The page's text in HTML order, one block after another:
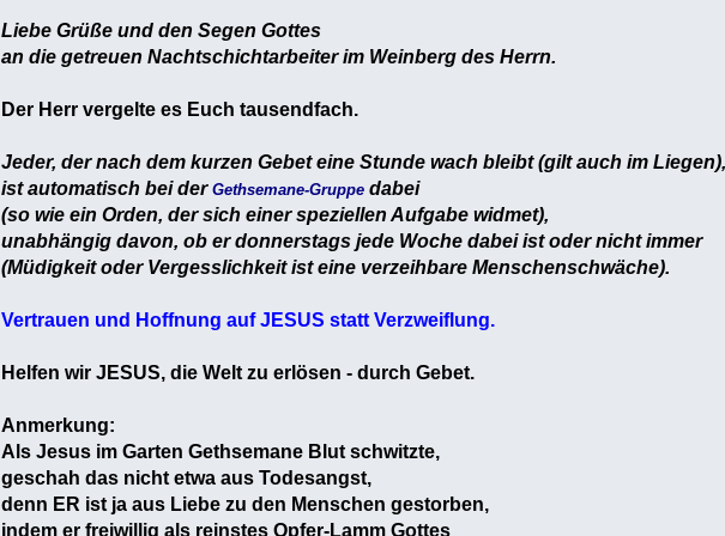
Liebe Grüße und den Segen Gottes
an die getreuen Nachtschichtarbeiter im Weinberg des Herrn.
Der Herr vergelte es Euch tausendfach.
Jeder, der nach dem kurzen Gebet eine Stunde wach bleibt (gilt auch im Liegen),
ist automatisch bei der Gethsemane-Gruppe dabei
(so wie ein Orden, der sich einer speziellen Aufgabe widmet),
unabhängig davon, ob er donnerstags jede Woche dabei ist oder nicht immer
(Müdigkeit oder Vergesslichkeit ist eine verzeihbare Menschenschwäche).
Vertrauen und Hoffnung auf JESUS statt Verzweiflung.
Helfen wir JESUS, die Welt zu erlösen - durch Gebet.
Anmerkung:
Als Jesus im Garten Gethsemane Blut schwitzte,
geschah das nicht etwa aus Todesangst,
denn ER ist ja aus Liebe zu den Menschen gestorben,
indem er freiwillig als reinstes Opfer-Lamm Gottes